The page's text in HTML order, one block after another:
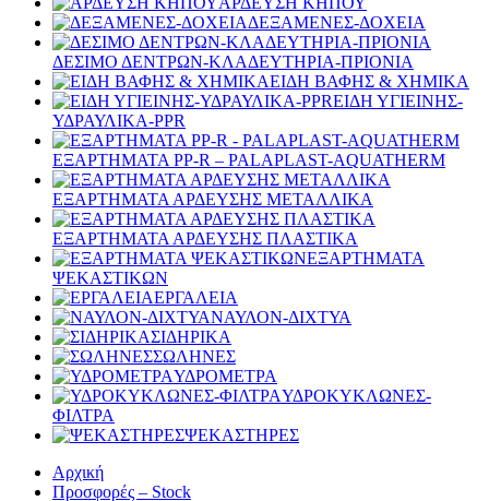
ΔΕΞΑΜΕΝΕΣ-ΔΟΧΕΙΑ
ΔΕΣΙΜΟ ΔΕΝΤΡΩΝ-ΚΛΑΔΕΥΤΗΡΙΑ-ΠΡΙΟΝΙΑ
ΕΙΔΗ ΒΑΦΗΣ & ΧΗΜΙΚΑ
ΕΙΔΗ ΥΓΙΕΙΝΗΣ-
ΥΔΡΑΥΛΙΚΑ-PPR
ΕΞΑΡΤΗΜΑΤΑ PP-R – PALAPLAST-AQUATHERM
ΕΞΑΡΤΗΜΑΤΑ ΑΡΔΕΥΣΗΣ ΜΕΤΑΛΛΙΚΑ
ΕΞΑΡΤΗΜΑΤΑ ΑΡΔΕΥΣΗΣ ΠΛΑΣΤΙΚΑ
ΕΞΑΡΤΗΜΑΤΑ
ΨΕΚΑΣΤΙΚΩΝ
ΕΡΓΑΛΕΙΑ
ΝΑΥΛΟΝ-ΔΙΧΤΥΑ
ΣΙΔΗΡΙΚΑ
ΣΩΛΗΝΕΣ
ΥΔΡΟΜΕΤΡΑ
ΥΔΡΟΚΥΚΛΩΝΕΣ-
ΦΙΛΤΡΑ
ΨΕΚΑΣΤΗΡΕΣ
Αρχική
Προσφορές – Stock